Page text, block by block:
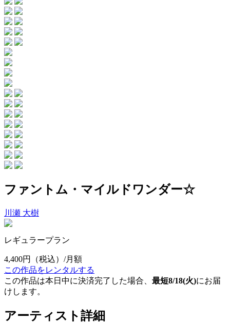
ファントム・マイルドワンダー☆
川瀬 大樹
レギュラープラン
4,400円
（税込）/月額
この作品をレンタルする
この作品は本日中に決済完了した場合、 最短8/18(火)にお届
けします。
アーティスト詳細